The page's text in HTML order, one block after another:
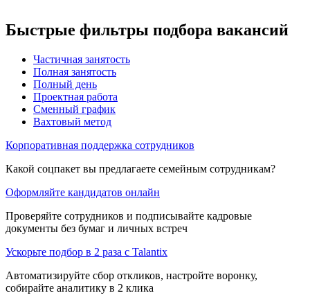
Быстрые фильтры подбора вакансий
Частичная занятость
Полная занятость
Полный день
Проектная работа
Сменный график
Вахтовый метод
Корпоративная поддержка сотрудников
Какой соцпакет вы предлагаете семейным сотрудникам?
Оформляйте кандидатов онлайн
Проверяйте сотрудников и подписывайте кадровые
документы без бумаг и личных встреч
Ускорьте подбор в 2 раза с Talantix
Автоматизируйте сбор откликов, настройте воронку,
собирайте аналитику в 2 клика